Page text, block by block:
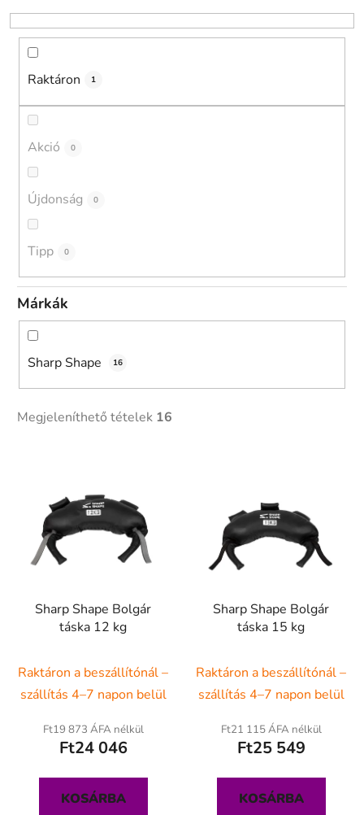
r
e
Raktáron 1
Akció 0
Újdonság 0
Tipp 0
Márkák
Sharp Shape 16
Megjeleníthető tételek 16
Sharp Shape Bolgár
táska 12 kg
Raktáron a beszállítónál –
szállítás 4–7 napon belül
Ft19 873 ÁFA nélkül
Ft24 046
KOSÁRBA
Sharp Shape Bolgár
táska 15 kg
Raktáron a beszállítónál –
szállítás 4–7 napon belül
Ft21 115 ÁFA nélkül
Ft25 549
KOSÁRBA